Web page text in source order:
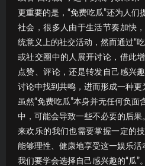
更重要的是，“免费吃瓜”还为人
社会，很多人由于生活节奏加快
统意义上的社交活动，然而通过“
或社交圈中的人展开讨论，借此
点赞、评论，还是转发自己感兴
讨论中找到共鸣，进而形成一种更
虽然“免费吃瓜”本身并无任何负
中，可能会导致一些不必要的后果
来欢乐的我们也需要掌握一定的
能够理性、健康地享受这一娱乐活
我们要学会选择自己感兴趣的“瓜”